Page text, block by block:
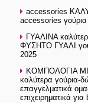
accessories
accessories
ΓΥΑΛΙΝΑ
ΦΥΣΗΤΟ ΓΥΑΛΙ
2025
ΚΟΜΠΟΛΟΓΙΑ
καλύτερα γούρια-
επαγγελματικά
επιχειρηματικά